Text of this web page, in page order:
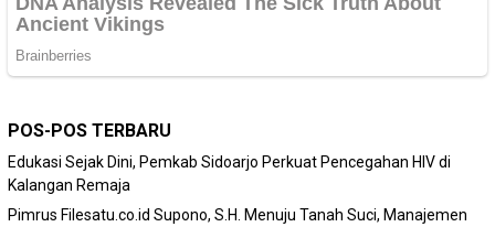
POS-POS TERBARU
Edukasi Sejak Dini, Pemkab Sidoarjo Perkuat Pencegahan HIV di
Kalangan Remaja
Pimrus Filesatu.co.id Supono, S.H. Menuju Tanah Suci, Manajemen